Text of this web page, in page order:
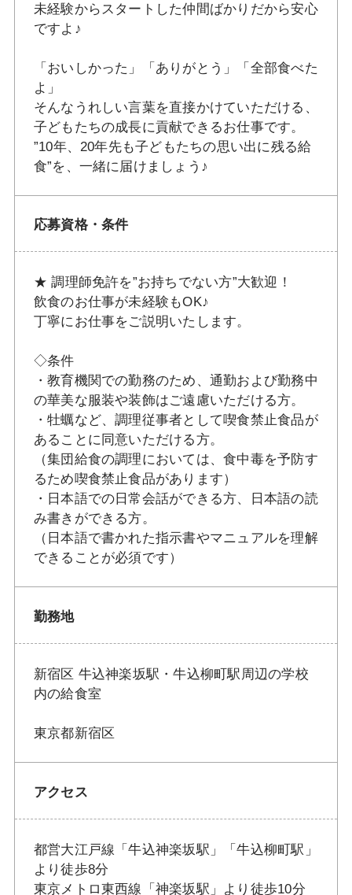
未経験からスタートした仲間ばかりだから安心
ですよ♪
「おいしかった」「ありがとう」「全部食べた
よ」
そんなうれしい言葉を直接かけていただける、
子どもたちの成長に貢献できるお仕事です。
”10年、20年先も子どもたちの思い出に残る給
食”を、一緒に届けましょう♪
応募資格・条件
★ 調理師免許を”お持ちでない方”大歓迎！
飲食のお仕事が未経験もOK♪
丁寧にお仕事をご説明いたします。
◇条件
・教育機関での勤務のため、通勤および勤務中
の華美な服装や装飾はご遠慮いただける方。
・牡蠣など、調理従事者として喫食禁止食品が
あることに同意いただける方。
（集団給食の調理においては、食中毒を予防す
るため喫食禁止食品があります）
・日本語での日常会話ができる方、日本語の読
み書きができる方。
（日本語で書かれた指示書やマニュアルを理解
できることが必須です）
勤務地
新宿区 牛込神楽坂駅・牛込柳町駅周辺の学校
内の給食室
東京都新宿区
アクセス
都営大江戸線「牛込神楽坂駅」「牛込柳町駅」
より徒歩8分
東京メトロ東西線「神楽坂駅」より徒歩10分